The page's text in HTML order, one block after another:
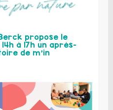
propose le
à 17h un après-
de m’in